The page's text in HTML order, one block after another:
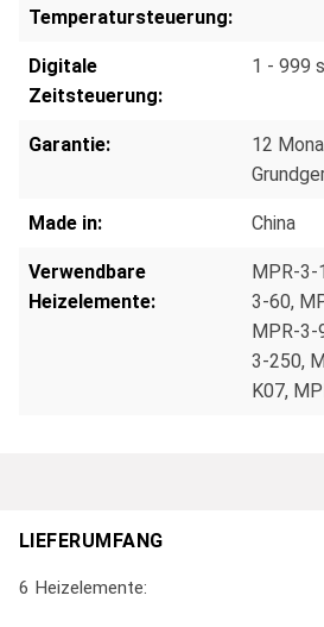
Temperatursteuerung:
Digitale
Zeitsteuerung:
1 - 999 s
Garantie:
12
Made in: China
Verwendbare
Heizelemente:
MPR-3-
3-60,
MPR-3-
3-250,
K07,
LIEFERUMFANG
6 Heizelemente: